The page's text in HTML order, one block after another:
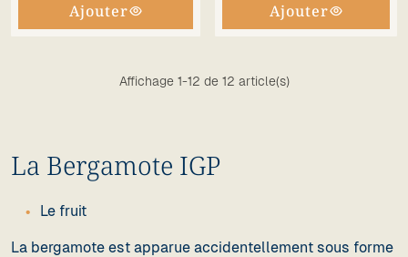
Ajouter Ajouter
Affichage 1-12 de 12 article(s)
La Bergamote IGP
Le fruit
La bergamote est apparue accidentellement sous forme